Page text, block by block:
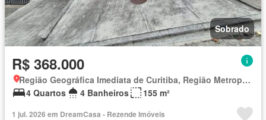
Sobrado
R$ 368.000
Região Geográfica Imediata de Curitiba, Região Metropolitana de Curitiba
4 Quartos
4 Banheiros 155 m²
1 jul. 2026 em DreamCasa - Rezende Imóveis